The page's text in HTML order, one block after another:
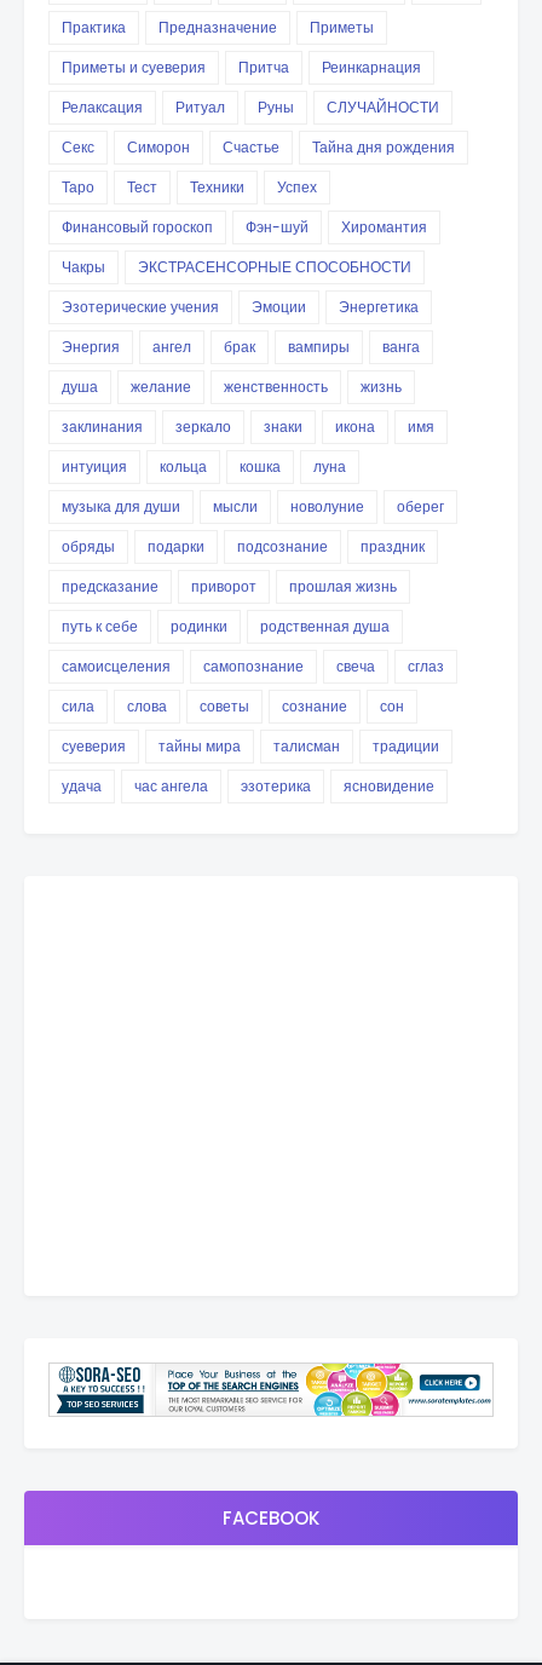
Практика
Предназначение
Приметы
Приметы и суеверия
Притча
Реинкарнация
Релаксация
Ритуал Руны
СЛУЧАЙНОСТИ
Секс
Симорон Счастье
Тайна дня рождения
Таро
Тест Техники
Успех
Финансовый гороскоп
Фэн-шуй
Хиромантия
Чакры
ЭКСТРАСЕНСОРНЫЕ СПОСОБНОСТИ
Эзотерические учения
Эмоции
Энергетика
Энергия
ангел брак вампиры
ванга
душа
желание женственность
жизнь
заклинания
зеркало знаки икона
имя
интуиция
кольца кошка
луна
музыка для души
мысли новолуние
оберег
обряды
подарки подсознание
праздник
предсказание
приворот
прошлая жизнь
путь к себе
родинки
родственная душа
самоисцеления
самопознание свеча
сглаз
сила
слова советы сознание
сон
суеверия
тайны мира талисман
традиции
удача
час ангела эзотерика ясновидение
FACEBOOK